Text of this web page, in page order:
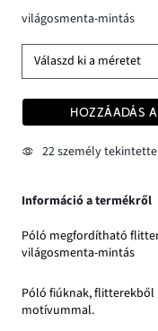
világosmenta-mintás
Válaszd ki a méretet
HOZZÁADÁS
22 személy
Információ a termékről
Póló megfordítható
világosmenta-mintás
Póló fiúknak, flitterekből
motívummal.